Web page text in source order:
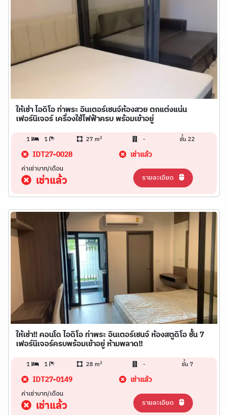
ให้เช่า ไอดิโอ ท่าพระ อินเตอร์เชนจ์ห้องสวย ตกแต่งแน่น
เฟอร์นิเจอร์ เครื่องใช้ไฟฟ้าครบ พร้อมเข้าอยู่
1 1 27 m2 - ชั้น 22
IDT27-0028 เช่าแล้ว
ค่าเช่าบาท/เดือน
เช่าแล้ว รายละเอียด
ให้เช่า!! คอนโด ไอดิโอ ท่าพระ อินเตอร์เชนจ์ ห้องสตูดิโอ ชั้น 7
เฟอร์นิเจอร์ครบพร้อมเข้าอยู่ ห้ามพลาด!!
1 1 28 m2 - ชั้น 7
IDT27-0149 เช่าแล้ว
ค่าเช่าบาท/เดือน
เช่าแล้ว รายละเอียด